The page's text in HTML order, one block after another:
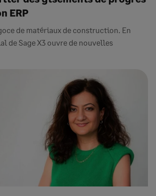
ERP
de matériaux de construction. En
de Sage X3 ouvre de nouvelles